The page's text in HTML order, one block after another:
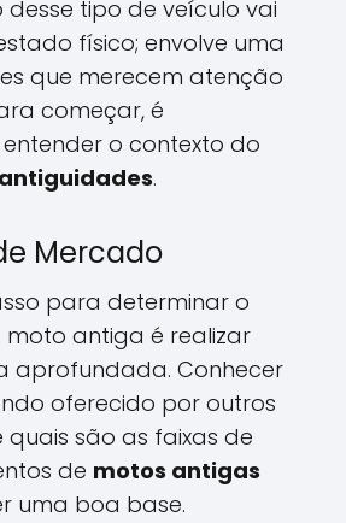
tipo de veículo vai
físico; envolve uma
que merecem atenção
começar, é
o contexto do
antiguidades.
Mercado
para determinar o
antiga é realizar
aprofundada. Conhecer
oferecido por outros
quais são as faixas de
de motos antigas
uma boa base.